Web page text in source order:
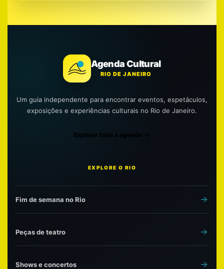
Agenda Cultural
RIO DE JANEIRO
Um guia independente para encontrar eventos, espetáculos,
exposições e experiências culturais no Rio de Janeiro.
Explorar toda a agenda
EXPLORE O RIO
Fim de semana no Rio
Peças de teatro
Shows e concertos